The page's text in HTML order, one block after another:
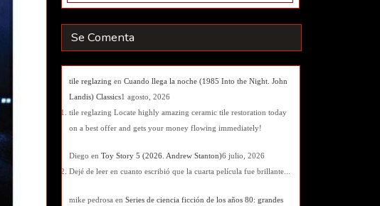
Se Comenta
tile reglazing en Cuando llega la noche (1985 Into the Night. John
Landis) Classics1 agosto, 2026
tile reglazing Locate highly amazing ceramic tile restoration today
on a best offer and gets your money flowing immediately!
Diego en Toy Story 5 (2026. Andrew Stanton)6 julio, 2026
Dejé de leer en cuanto escribió que la cuarta película fue brillante...
mike pedrosa en Series de ciencia ficción de los años 80: grandes